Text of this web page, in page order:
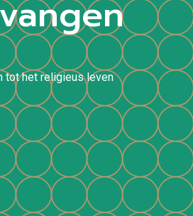
tot het religieus leven